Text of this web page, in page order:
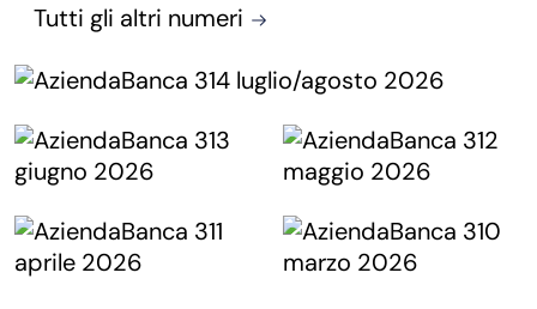
Tutti gli altri numeri